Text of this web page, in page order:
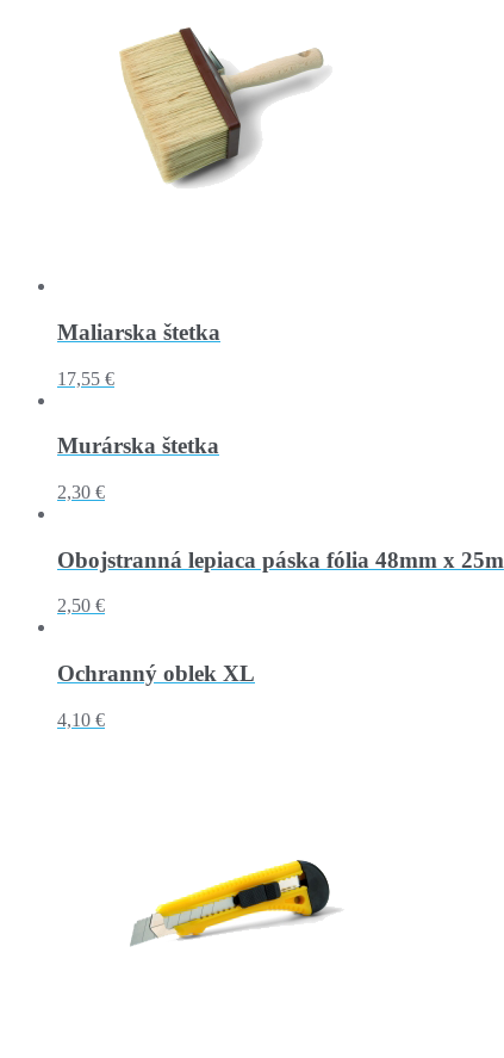
Maliarska štetka
17,55 €
Murárska štetka
2,30 €
Obojstranná lepiaca páska fólia 48mm x 25m
2,50 €
Ochranný oblek XL
4,10 €